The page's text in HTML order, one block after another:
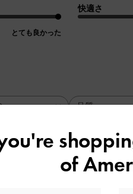
とても良かった
快適さ
品質
of